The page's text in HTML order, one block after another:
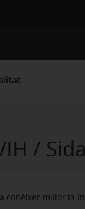
La baixa
/ Sida
millor la